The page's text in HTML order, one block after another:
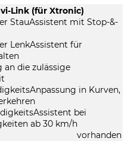
Link (für Xtronic)
StauAssistent mit Stop-&-
LenkAssistent für
an die zulässige
in Kurven,
bei
ab 30 km/h
vorhanden